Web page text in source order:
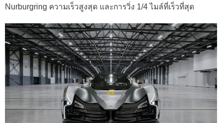
Nurburgring ความเร็วสูงสุด และการวิ่ง 1/4 ไมล์ที่เร็วที่สุด